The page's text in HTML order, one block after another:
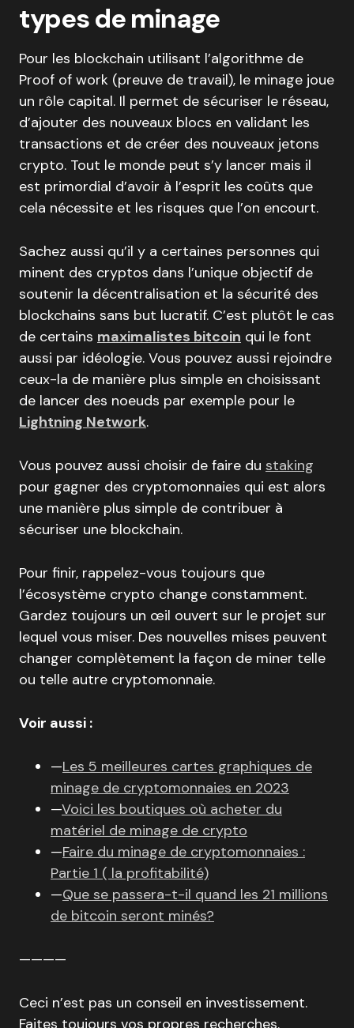
types de minage
Pour les blockchain utilisant l’algorithme de
Proof of work (preuve de travail), le minage joue
un rôle capital. Il permet de sécuriser le réseau,
d’ajouter des nouveaux blocs en validant les
transactions et de créer des nouveaux jetons
crypto. Tout le monde peut s’y lancer mais il
est primordial d’avoir à l’esprit les coûts que
cela nécessite et les risques que l’on encourt.
Sachez aussi qu’il y a certaines personnes qui
minent des cryptos dans l’unique objectif de
soutenir la décentralisation et la sécurité des
blockchains sans but lucratif. C’est plutôt le cas
de certains maximalistes bitcoin qui le font
aussi par idéologie. Vous pouvez aussi rejoindre
ceux-la de manière plus simple en choisissant
de lancer des noeuds par exemple pour le
Lightning Network.
Vous pouvez aussi choisir de faire du staking
pour gagner des cryptomonnaies qui est alors
une manière plus simple de contribuer à
sécuriser une blockchain.
Pour finir, rappelez-vous toujours que
l’écosystème crypto change constamment.
Gardez toujours un œil ouvert sur le projet sur
lequel vous miser. Des nouvelles mises peuvent
changer complètement la façon de miner telle
ou telle autre cryptomonnaie.
Voir aussi :
—Les 5 meilleures cartes graphiques de
minage de cryptomonnaies en 2023
—Voici les boutiques où acheter du
matériel de minage de crypto
—Faire du minage de cryptomonnaies :
Partie 1 ( la profitabilité)
—Que se passera-t-il quand les 21 millions
de bitcoin seront minés?
————
Ceci n’est pas un conseil en investissement.
Faites toujours vos propres recherches.